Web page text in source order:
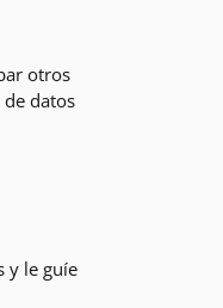
otros
datos
y le guíe